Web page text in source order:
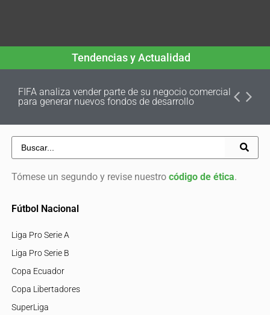
Tendencias y Actualidad
FIFA analiza vender parte de su negocio comercial
para generar nuevos fondos de desarrollo
Tómese un segundo y revise nuestro código de ética.
Fútbol Nacional
Liga Pro Serie A
Liga Pro Serie B
Copa Ecuador
Copa Libertadores
SuperLiga